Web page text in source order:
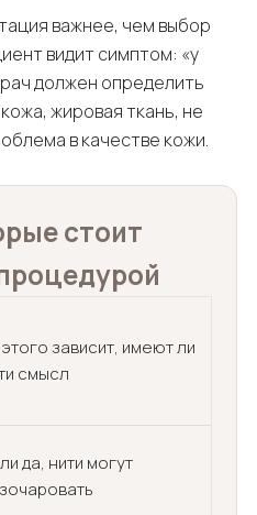
важнее, чем выбор
видит симптом: «у
должен определить
жировая ткань, не
в качестве кожи.
стоит
зависит, имеют ли
смысл
да, нити могут